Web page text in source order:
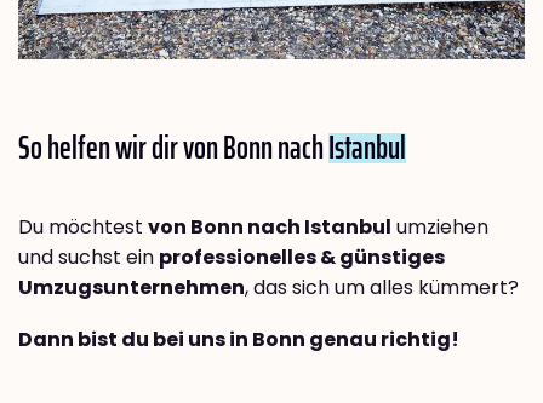
So helfen wir dir von Bonn nachIstanbul
Du möchtest von Bonn nach Istanbul umziehen
und suchst ein professionelles & günstiges
Umzugsunternehmen, das sich um alles kümmert?
Dann bist du bei uns in Bonn genau richtig!